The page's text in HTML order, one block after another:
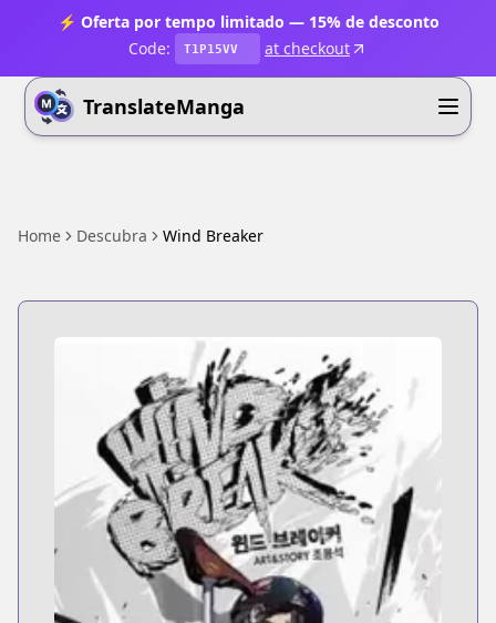
⚡ Oferta por tempo limitado — 15% de desconto
Code:
T1P15VV at checkout
TranslateManga
Home Descubra Wind Breaker